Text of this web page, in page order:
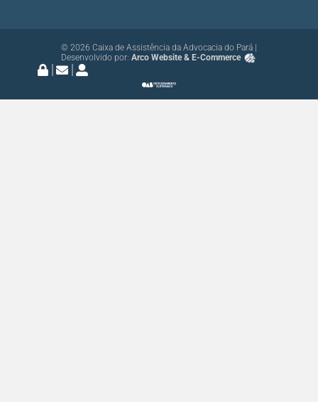
© 2026 Caixa de Assistência da Advocacia do Pará |
Desenvolvido por: Arco Website & E-Commerce